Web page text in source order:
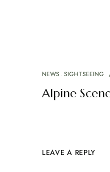
NEWS SIGHTSEEING
Alpine
LEAVE A REPLY